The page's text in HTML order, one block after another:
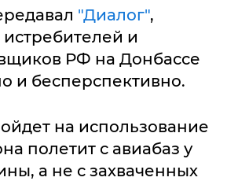
"Диалог",
и
РФ на Донбассе
и бесперспективно.
на использование
полетит с авиабаз у
а не с захваченных